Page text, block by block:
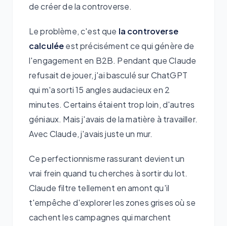
de créer de la controverse.
Le problème, c'est que la controverse
calculéeest précisément ce qui génère de
l'engagement en B2B. Pendant que Claude
refusait de jouer, j'ai basculé sur ChatGPT
qui m'a sorti 15 angles audacieux en 2
minutes. Certains étaient trop loin, d'autres
géniaux. Mais j'avais de la matière à travailler.
Avec Claude, j'avais juste un mur.
Ce perfectionnisme rassurant devient un
vrai frein quand tu cherches à sortir du lot.
Claude filtre tellement en amont qu'il
t'empêche d'explorer les zones grises où se
cachent les campagnes qui marchent